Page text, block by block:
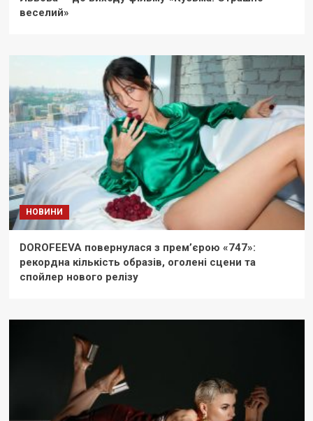
веселий»
НОВИНИ
DOROFEEVA повернулася з прем’єрою «747»:
рекордна кількість образів, оголені сцени та
спойлер нового релізу